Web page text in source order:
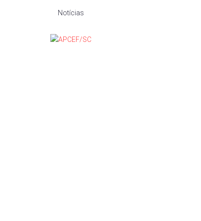
Notícias